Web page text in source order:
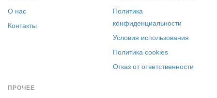
О нас
Контакты
Политика
конфиденциальности
Условия использования
Политика cookies
Отказ от ответственности
ПРОЧЕЕ